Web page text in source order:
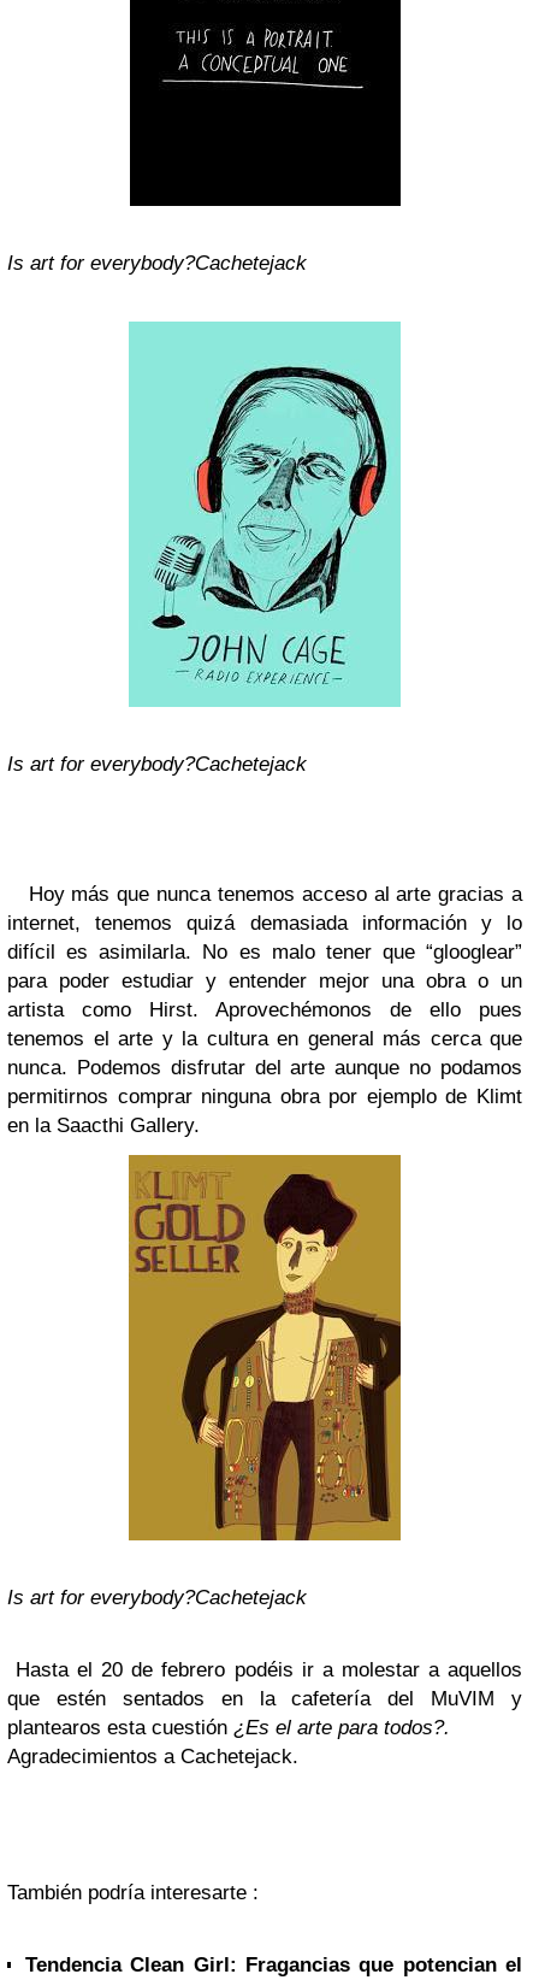
Is art for everybody?Cachetejack
Is art for everybody?Cachetejack
Hoy más que nunca tenemos acceso al arte gracias a
internet, tenemos quizá demasiada información y lo
difícil es asimilarla. No es malo tener que “glooglear”
para poder estudiar y entender mejor una obra o un
artista como Hirst. Aprovechémonos de ello pues
tenemos el arte y la cultura en general más cerca que
nunca. Podemos disfrutar del arte aunque no podamos
permitirnos comprar ninguna obra por ejemplo de Klimt
en la Saacthi Gallery.
Is art for everybody?Cachetejack
Hasta el 20 de febrero podéis ir a molestar a aquellos
que estén sentados en la cafetería del MuVIM y
plantearos esta cuestión ¿Es el arte para todos?.
Agradecimientos a Cachetejack.
También podría interesarte :
Tendencia Clean Girl: Fragancias que potencian el